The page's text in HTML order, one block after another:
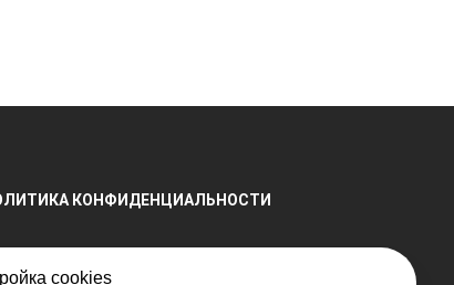
cookies
КОНФИДЕНЦИАЛЬНОСТИ